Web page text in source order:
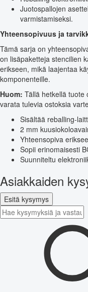
Juotospallojen
varmistamiseksi.
Yhteensopivuus ja
Tämä sarja on
on lisäpaketteja stencilien
erikseen, mikä laajentaa
komponenteille.
Huom: Tällä hetkellä tuote
varata tulevia ostoksia
Sisältää reballing-
2 mm
Yhteensopiva
Sopii erinomaisesti
Suunniteltu
Asiakkaiden
Esitä kysymys